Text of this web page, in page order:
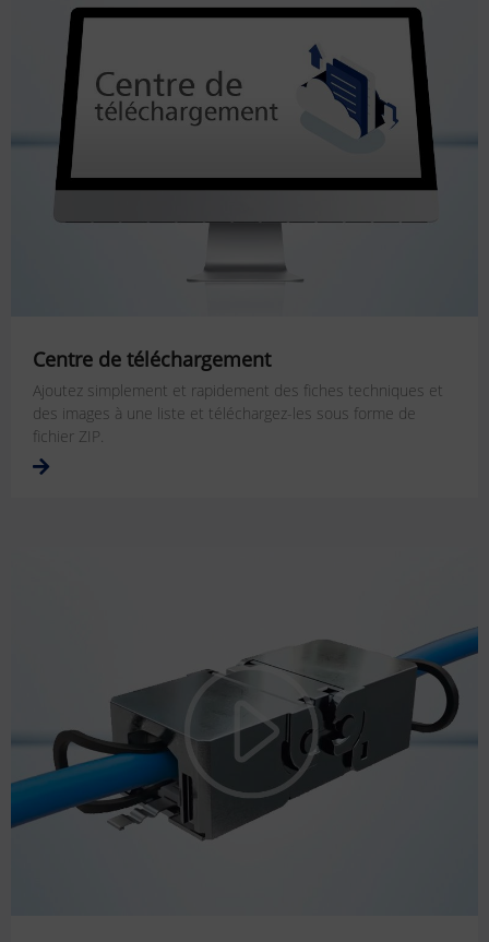
Centre de téléchargement
Ajoutez simplement et rapidement des fiches techniques et
des images à une liste et téléchargez-les sous forme de
fichier ZIP.